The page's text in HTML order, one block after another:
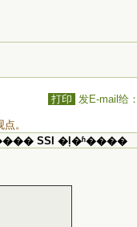
打印 发E-mail给
。
SSI �ļ�ʱ����